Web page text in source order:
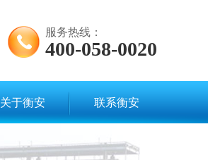
服务热线：
400-058-0020
关于衡安 联系衡安